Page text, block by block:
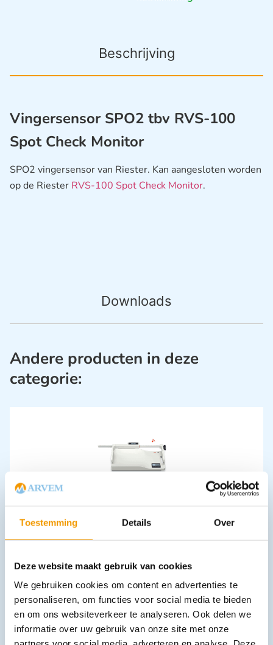
Toestemming Details Over
Deze website maakt gebruik van cookies
We gebruiken cookies om content en advertenties te
personaliseren, om functies voor social media te bieden
en om ons websiteverkeer te analyseren. Ook delen we
informatie over uw gebruik van onze site met onze
Beschrijving
Downloads
Vingersensor SPO2 tbv RVS-100
Spot Check Monitor
SPO2 vingersensor van Riester. Kan aangesloten worden
op de Riester RVS-100 Spot Check Monitor.
Andere producten in deze
categorie:
914,31 incl. btw
755.63 excl. btw